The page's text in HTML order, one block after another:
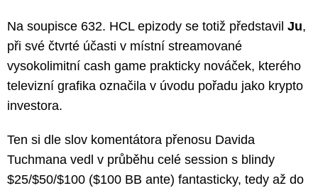
Na soupisce 632. HCL epizody se totiž představil Ju,
při své čtvrté účasti v místní streamované
vysokolimitní cash game prakticky nováček, kterého
televizní grafika označila v úvodu pořadu jako krypto
investora.
Ten si dle slov komentátora přenosu Davida
Tuchmana vedl v průběhu celé session s blindy
$25/$50/$100 ($100 BB ante) fantasticky, tedy až do